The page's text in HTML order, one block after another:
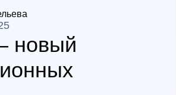
новый